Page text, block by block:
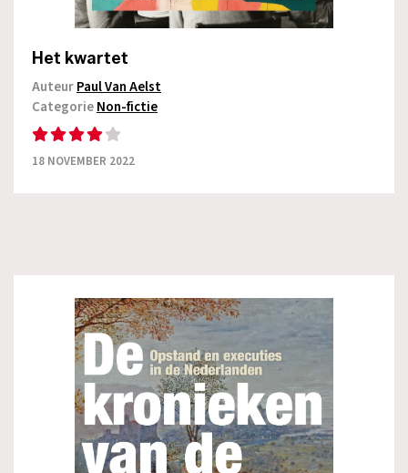
Het kwartet
AuteurPaul Van Aelst
CategorieNon-fictie
18 NOVEMBER 2022